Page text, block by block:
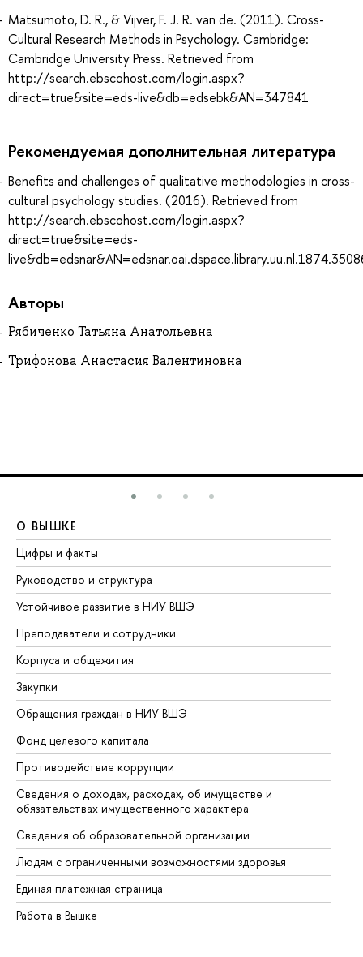
Matsumoto, D. R., & Vijver, F. J. R. van de. (2011). Cross-
Cultural Research Methods in Psychology. Cambridge:
Cambridge University Press. Retrieved from
http://search.ebscohost.com/login.aspx?
direct=true&site=eds-live&db=edsebk&AN=347841
Рекомендуемая дополнительная литература
Benefits and challenges of qualitative methodologies in cross-
cultural psychology studies. (2016). Retrieved from
http://search.ebscohost.com/login.aspx?
direct=true&site=eds-
Авторы
Рябиченко Татьяна Анатольевна
Трифонова Анастасия Валентиновна
О ВЫШКЕ
Цифры и факты
Руководство и структура
Устойчивое развитие в НИУ ВШЭ
Преподаватели и сотрудники
Корпуса и общежития
Закупки
Обращения граждан в НИУ ВШЭ
Фонд целевого капитала
Противодействие коррупции
Сведения о доходах, расходах, об имуществе и
обязательствах имущественного характера
Сведения об образовательной организации
Людям с ограниченными возможностями здоровья
Единая платежная страница
Работа в Вышке